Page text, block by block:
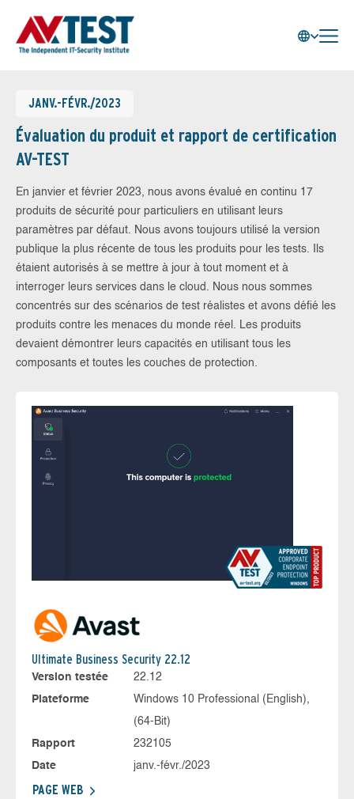
JANV.-FÉVR./2023
Évaluation du produit et rapport de certification
AV-TEST
En janvier et février 2023, nous avons évalué en continu 17
produits de sécurité pour particuliers en utilisant leurs
paramètres par défaut. Nous avons toujours utilisé la version
publique la plus récente de tous les produits pour les tests. Ils
étaient autorisés à se mettre à jour à tout moment et à
interroger leurs services dans le cloud. Nous nous sommes
concentrés sur des scénarios de test réalistes et avons défié les
produits contre les menaces du monde réel. Les produits
devaient démontrer leurs capacités en utilisant tous les
composants et toutes les couches de protection.
Ultimate Business Security 22.12
Version testée
22.12
Plateforme
Windows 10 Professional (English),
(64-Bit)
Rapport
232105
Date
janv.-févr./2023
PAGE WEB